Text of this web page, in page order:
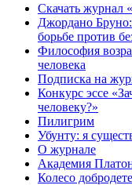
Скачать журнал
Джордано
борьбе против
Философия
человека
Подписка на
Конкурс эссе
человеку?»
Пилигрим
Убунту: я
О журнале
Академия
Колесо